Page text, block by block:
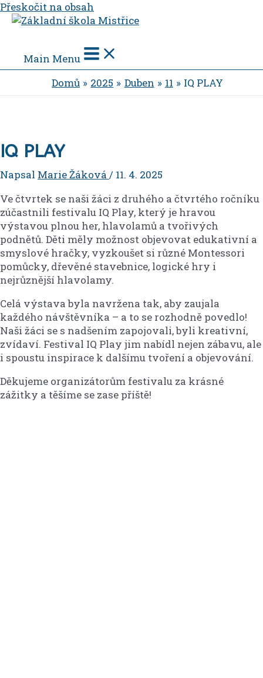
Přeskočit na obsah
Main Menu
Domů
2025 Duben 11 IQ PLAY
IQ PLAY
Napsal Marie Žáková / 11. 4. 2025
Ve čtvrtek se naši žáci z druhého a čtvrtého ročníku
zúčastnili festivalu IQ Play, který je hravou
výstavou plnou her, hlavolamů a tvořivých
podnětů. Děti měly možnost objevovat edukativní a
smyslové hračky, vyzkoušet si různé Montessori
pomůcky, dřevěné stavebnice, logické hry i
nejrůznější hlavolamy.
Celá výstava byla navržena tak, aby zaujala
každého návštěvníka – a to se rozhodně povedlo!
Naši žáci se s nadšením zapojovali, byli kreativní,
zvídaví. Festival IQ Play jim nabídl nejen zábavu, ale
i spoustu inspirace k dalšímu tvoření a objevování.
Děkujeme organizátorům festivalu za krásné
zážitky a těšíme se zase příště!